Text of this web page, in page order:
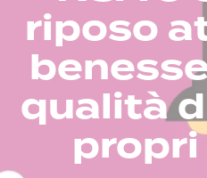
riposo
qualità